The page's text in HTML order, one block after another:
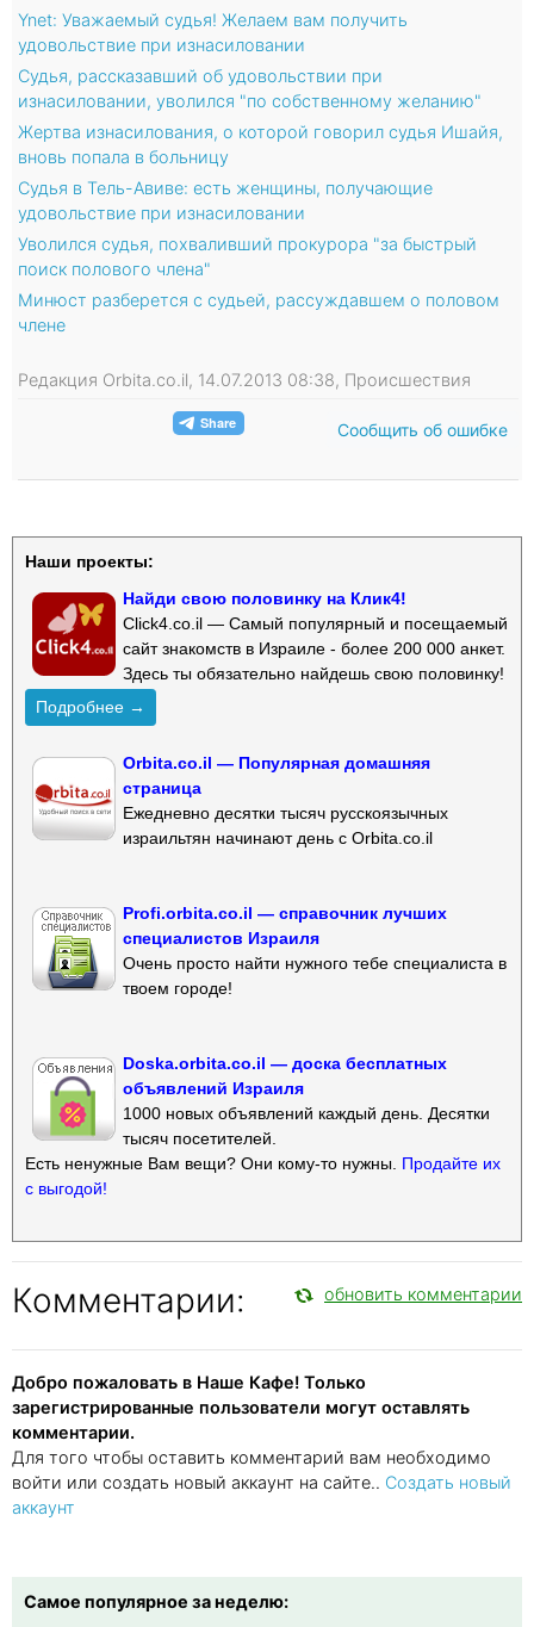
Ynet: Уважаемый судья! Желаем вам получить
удовольствие при изнасиловании
Судья, рассказавший об удовольствии при
изнасиловании, уволился "по собственному желанию"
Жертва изнасилования, о которой говорил судья Ишайя,
вновь попала в больницу
Судья в Тель-Авиве: есть женщины, получающие
удовольствие при изнасиловании
Уволился судья, похваливший прокурора "за быстрый
поиск полового члена"
Минюст разберется с судьей, рассуждавшем о половом
члене
Редакция Orbita.co.il, 14.07.2013 08:38, Происшествия
Сообщить об ошибке
Наши проекты:
Найди свою половинку на Клик4!
Click4.co.il — Самый популярный и посещаемый
сайт знакомств в Израиле - более 200 000 анкет.
Здесь ты обязательно найдешь свою половинку!
Подробнее →
Orbita.co.il — Популярная домашняя
страница
Ежедневно десятки тысяч русскоязычных
израильтян начинают день с Orbita.co.il
Profi.orbita.co.il — справочник лучших
специалистов Израиля
Очень просто найти нужного тебе специалиста в
твоем городе!
Doska.orbita.co.il — доска бесплатных
объявлений Израиля
1000 новых объявлений каждый день. Десятки
тысяч посетителей.
Есть ненужные Вам вещи? Они кому-то нужны. Продайте их
с выгодой!
Комментарии: обновить комментарии
Добро пожаловать в Наше Кафе! Только
зарегистрированные пользователи могут оставлять
комментарии.
Для того чтобы оставить комментарий вам необходимо
войти или создать новый аккаунт на сайте.. Создать новый
аккаунт
Самое популярное за неделю: